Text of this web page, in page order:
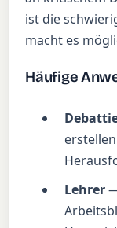
ist die
macht es
Häufige
Lehrer